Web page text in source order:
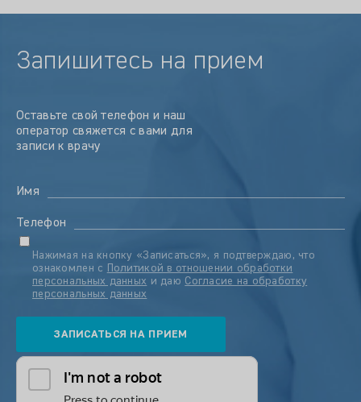
Запишитесь на прием
Оставьте свой телефон и наш
оператор свяжется с вами для
записи к врачу
Имя
Телефон
Нажимая на кнопку «Записаться», я подтверждаю, что
ознакомлен с
Политикой в отношении обработки
персональных данных и даю Согласие на обработку
персональных данных